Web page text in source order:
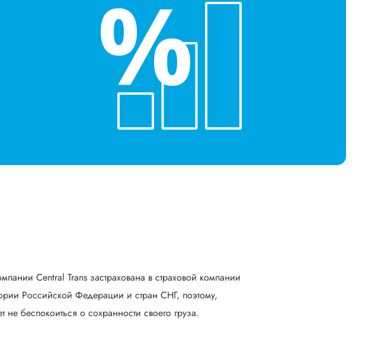
Central Trans застрахована в страховой компании
Российской Федерации и стран СНГ, поэтому,
беспокоиться о сохранности своего груза.